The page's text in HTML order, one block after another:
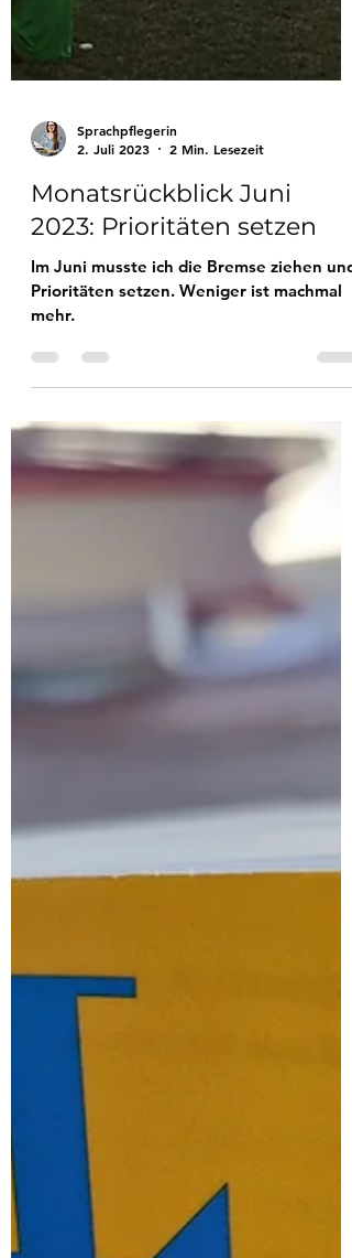
Sprachpflegerin
2. Juli 2023
2 Min. Lesezeit
Monatsrückblick Juni
2023: Prioritäten setzen
Prioritäten setzen. Weniger ist machmal